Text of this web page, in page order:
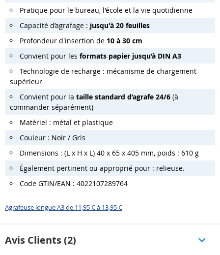
Pratique pour le bureau, l'école et la vie quotidienne
Capacité d’agrafage : jusqu'à 20 feuilles
Profondeur d'insertion de 10 à 30 cm
Convient pour les formats papier jusqu’à DIN A3
Technologie de recharge : mécanisme de chargement
supérieur
Convient pour la taille standard d’agrafe 24/6 (à
commander séparément)
Matériel : métal et plastique
Couleur : Noir / Gris
Dimensions : (L x H x L) 40 x 65 x 405 mm, poids : 610 g
Également pertinent ou approprié pour : relieuse.
Code GTIN/EAN : 4022107289764
Agrafeuse longue A3 de 11,95 € à 13,95 €
Avis Clients (2)